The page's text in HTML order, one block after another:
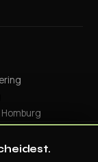
mit ♥ von WOLQE